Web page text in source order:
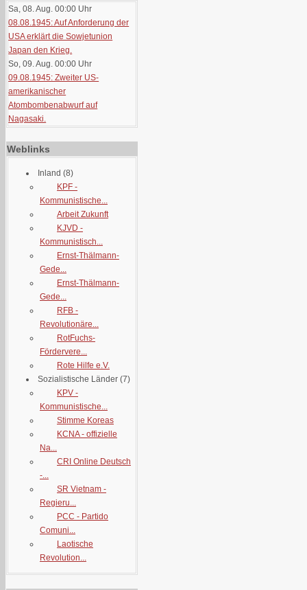
Sa, 08. Aug. 00:00 Uhr
08.08.1945: Auf Anforderung der
USA erklärt die Sowjetunion
Japan den Krieg.
So, 09. Aug. 00:00 Uhr
09.08.1945: Zweiter US-
amerikanischer
Atombombenabwurf auf
Nagasaki.
Weblinks
Inland (8)
KPF -
Kommunistische...
Arbeit Zukunft
KJVD -
Kommunistisch...
Ernst-Thälmann-
Gede...
Ernst-Thälmann-
Gede...
RFB -
Revolutionäre...
RotFuchs-
Fördervere...
Rote Hilfe e.V.
Sozialistische Länder (7)
KPV -
Kommunistische...
Stimme Koreas
KCNA - offizielle
Na...
CRI Online Deutsch
-...
SR Vietnam -
Regieru...
PCC - Partido
Comuni...
Laotische
Revolution...